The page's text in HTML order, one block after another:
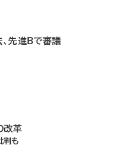
先進Bで審議
改革
判も